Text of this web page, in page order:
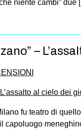
niente cambi” due
–
fu teatro di
capoluogo